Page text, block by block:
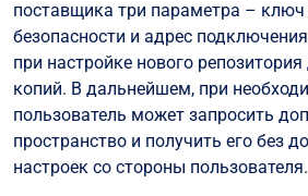
поставщика три параметра –
безопасности и адрес
при настройке нового
копий. В дальнейшем, при
пользователь может запросить
пространство и получить его без
настроек со стороны пользователя.